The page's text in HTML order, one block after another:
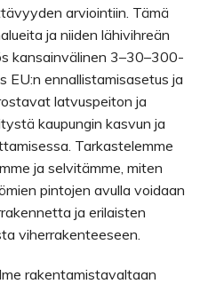
arviointiin. Tämä
ja niiden lähivihreän
kansainvälinen 3–30–300-
EU:n ennallistamisasetus ja
latvuspeiton ja
kaupungin kasvun ja
Tarkastelemme
ja selvitämme, miten
pintojen avulla voidaan
ja erilaisten
viherrakenteeseen.
rakentamistavaltaan